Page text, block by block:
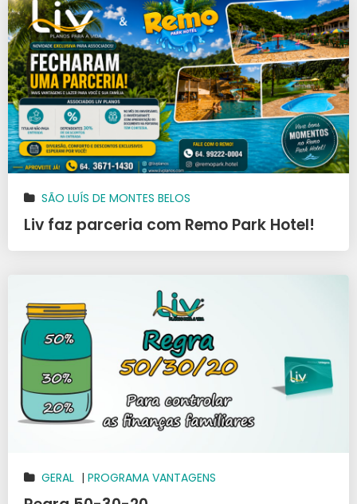
SÃO LUÍS DE MONTES BELOS
Liv faz parceria com Remo Park Hotel!
GERAL | PROGRAMA VANTAGENS